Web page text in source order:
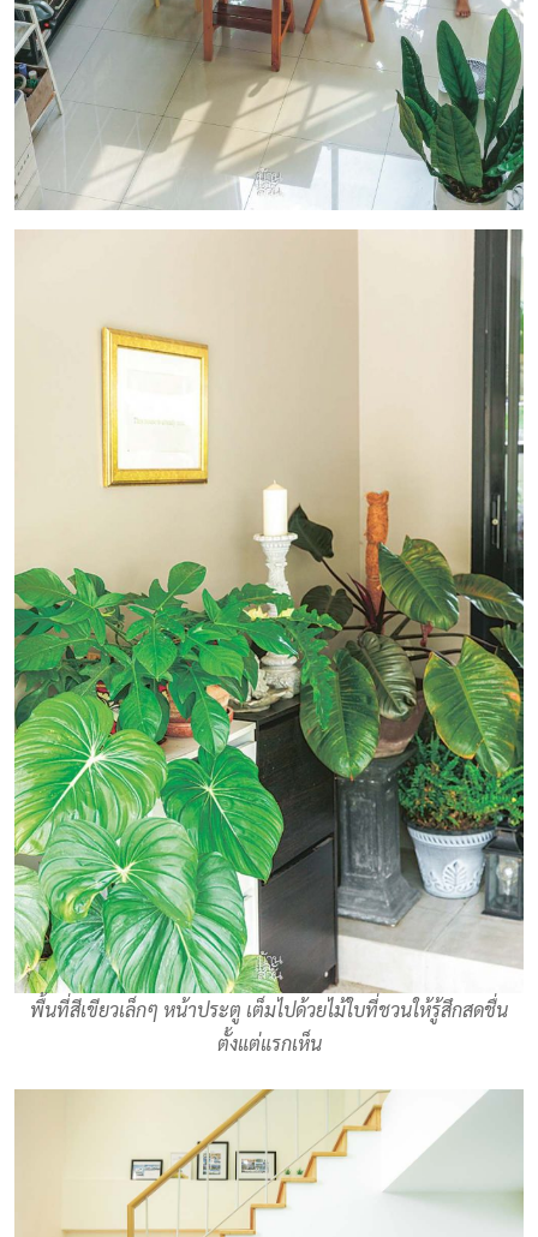
พื้นที่สีเขียวเล็กๆ หน้าประตู เต็มไปด้วยไม้ใบที่ชวนให้รู้สึกสดชื่น
ตั้งแต่แรกเห็น